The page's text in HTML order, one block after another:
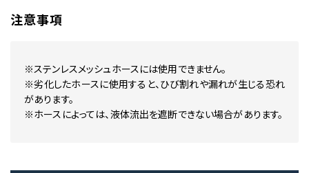
注意事項
※ステンレスメッシュホースには使用できません。
※劣化したホースに使用すると、ひび割れや漏れが生じる恐れ
があります。
※ホースによっては、液体流出を遮断できない場合があります。